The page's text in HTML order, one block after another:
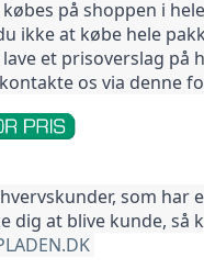
på shoppen i
ikke at købe hele
et prisoverslag på
os via denne
som har
dig at blive kunde, så